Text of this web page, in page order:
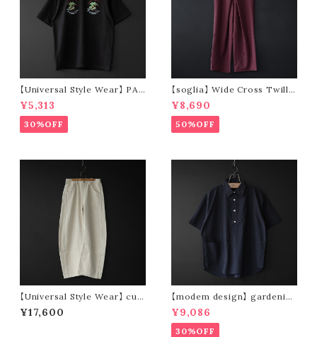
【Universal Style Wear】 PAN
AMA suka t-shirt (black)
¥5,313
30%OFF
【soglia】 Wide Cross Twill
Pants (wine)
¥8,690
50%OFF
【Universal Style Wear】 cur
ve painter pants (off white)
¥17,600
【modem design】 gardenin
g s/s shirt (navy)
¥9,086
30%OFF